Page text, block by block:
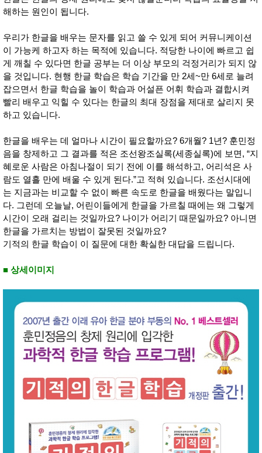
품
유
아
놀이방
매트
DVD
유아 보
드(칠
판)
조형물
DIY
유아 이
외출용
품
건강/미
용/식기
용품
성장발
달교육
용품
패
션
어른내
의
유/아동
가방/지
갑/케이
화
세탁세
일상 돋
보기
침구용
생활/욕
실/청소
용품
Supplies
공연/행
해하는 원인이 됩니다.
우리가 한글을 배우는 문자를 읽고 쓸 수 있게 되어 커뮤니케이션
이 가능케 하고자 하는 목적에 있습니다. 적당한 나이에 빠르고 쉽
게 깨칠 수 있다면 한글 공부는 더 이상 부모의 걱정거리가 되지 않
을 것입니다. 현행 한글 학습은 학습 기간을 만 2세~만 6세로 늘려
잡으면서 한글 학습을 놀이 학습과 어설픈 어휘 학습과 결합시켜
빨리 배우고 익힐 수 있다는 한글의 최대 장점을 제대로 살리지 못
하고 있습니다.
한글을 배우는 데 얼마나 시간이 필요할까요? 6개월? 1년? 훈민정
음을 창제하고 그 결과를 적은 조선왕조실록(세종실록)에 보면, “지
혜로운 사람은 아침나절이 되기 전에 이를 해석하고, 어리석은 사
람도 열흘 만에 배울 수 있게 된다.”고 적혀 있습니다. 조선시대에
는 지금과는 비교할 수 없이 빠른 속도로 한글을 배웠다는 말입니
다. 그런데 오늘날, 어린이들에게 한글을 가르칠 때에는 왜 그렇게
시간이 오래 걸리는 것일까요? 나이가 어리기 때문일까요? 아니면
한글을 가르치는 방법이 잘못된 것일까요?
기적의 한글 학습이 이 질문에 대한 확실한 대답을 드립니다.
■ 상세이미지